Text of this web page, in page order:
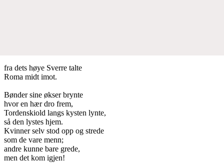
fra dets høye Sverre talte
Roma midt imot.
Bønder sine økser brynte
hvor en hær dro frem,
Tordenskiold langs kysten lynte,
så den lystes hjem.
Kvinner selv stod opp og strede
som de vare menn;
andre kunne bare grede,
men det kom igjen!